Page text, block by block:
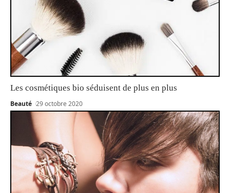
Les cosmétiques bio séduisent de plus en plus
Beauté 29 octobre 2020